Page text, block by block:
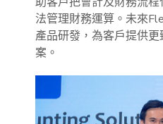
法管理財務運算。未來
產品研發，為客戶提供
案。